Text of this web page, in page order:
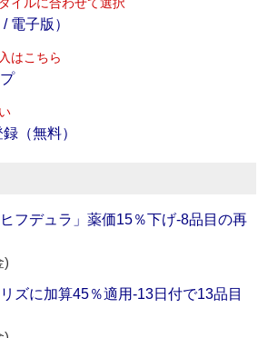
イルに合わせて選択
電子版）
はこちら
（無料）
フデュラ」薬価15％下げ‐8品目の再
)
ズに加算45％適用‐13日付で13品目